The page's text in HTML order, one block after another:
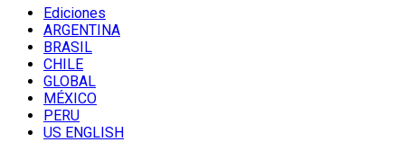
Ediciones
ARGENTINA
BRASIL
CHILE
GLOBAL
MÉXICO
PERU
US ENGLISH